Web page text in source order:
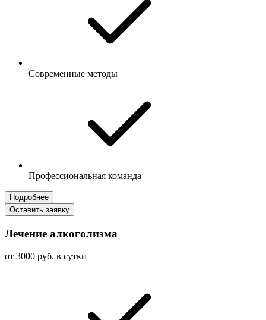
Современные методы
Профессиональная команда
Подробнее
Оставить заявку
Лечение алкоголизма
от 3000 руб. в сутки